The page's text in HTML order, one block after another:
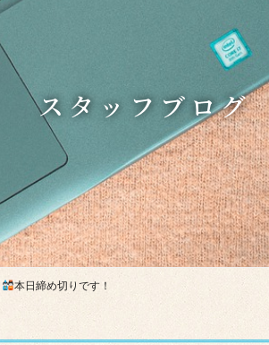
スタッフブログ
本日締め切りです！